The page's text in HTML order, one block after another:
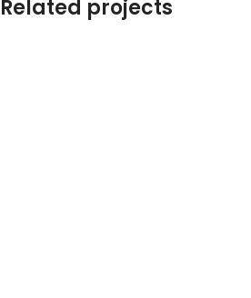
Related projects